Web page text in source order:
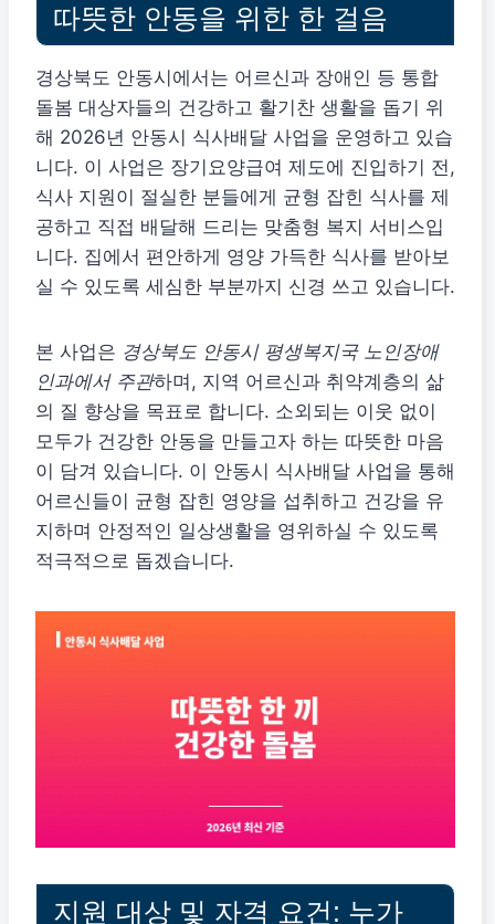
따뜻한 안동을 위한 한 걸음
경상북도 안동시에서는 어르신과 장애인 등 통합
돌봄 대상자들의 건강하고 활기찬 생활을 돕기 위
해 2026년 안동시 식사배달 사업을 운영하고 있습
니다. 이 사업은 장기요양급여 제도에 진입하기 전,
식사 지원이 절실한 분들에게 균형 잡힌 식사를 제
공하고 직접 배달해 드리는 맞춤형 복지 서비스입
니다. 집에서 편안하게 영양 가득한 식사를 받아보
실 수 있도록 세심한 부분까지 신경 쓰고 있습니다.
본 사업은 경상북도 안동시 평생복지국 노인장애
인과에서 주관하며, 지역 어르신과 취약계층의 삶
의 질 향상을 목표로 합니다. 소외되는 이웃 없이
모두가 건강한 안동을 만들고자 하는 따뜻한 마음
이 담겨 있습니다. 이 안동시 식사배달 사업을 통해
어르신들이 균형 잡힌 영양을 섭취하고 건강을 유
지하며 안정적인 일상생활을 영위하실 수 있도록
적극적으로 돕겠습니다.
지원 대상 및 자격 요건: 누가